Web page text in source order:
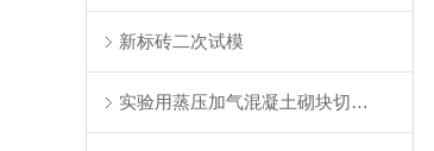
新标砖二次试模
实验用蒸压加气混凝土砌块切割机